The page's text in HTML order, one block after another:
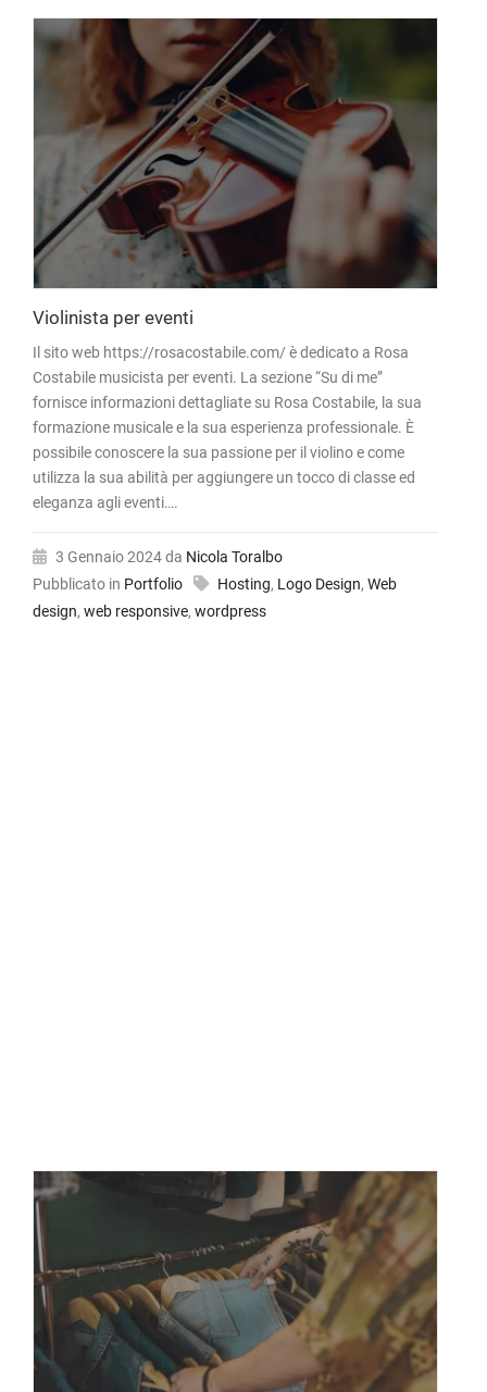
Violinista per eventi
Il sito web https://rosacostabile.com/ è dedicato a Rosa
Costabile musicista per eventi. La sezione “Su di me”
fornisce informazioni dettagliate su Rosa Costabile, la sua
formazione musicale e la sua esperienza professionale. È
possibile conoscere la sua passione per il violino e come
utilizza la sua abilità per aggiungere un tocco di classe ed
eleganza agli eventi….
3 Gennaio 2024da Nicola Toralbo
Pubblicato in Portfolio Hosting, Logo Design, Web
design, web responsive, wordpress